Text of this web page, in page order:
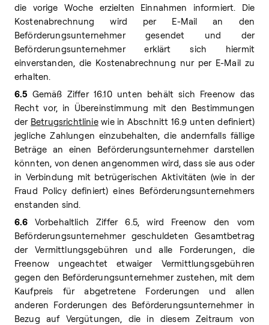
die vorige Woche erzielten Einnahmen informiert. Die
Kostenabrechnung wird per E-Mail an den
Beförderungsunternehmer gesendet und der
Beförderungsunternehmer erklärt sich hiermit
einverstanden, die Kostenabrechnung nur per E-Mail zu
erhalten.
6.5 Gemäß Ziffer 16.10 unten behält sich Freenow das
Recht vor, in Übereinstimmung mit den Bestimmungen
der Betrugsrichtliniewie in Abschnitt 16.9 unten definiert)
jegliche Zahlungen einzubehalten, die andernfalls fällige
Beträge an einen Beförderungsunternehmer darstellen
könnten, von denen angenommen wird, dass sie aus oder
in Verbindung mit betrügerischen Aktivitäten (wie in der
Fraud Policy definiert) eines Beförderungsunternehmers
enstanden sind.
6.6 Vorbehaltlich Ziffer 6.5, wird Freenow den vom
Beförderungsunternehmer geschuldeten Gesamtbetrag
der Vermittlungsgebühren und alle Forderungen, die
Freenow ungeachtet etwaiger Vermittlungsgebühren
gegen den Beförderungsunternehmer zustehen, mit dem
Kaufpreis für abgetretene Forderungen und allen
anderen Forderungen des Beförderungsunternehmer in
Bezug auf Vergütungen, die in diesem Zeitraum von